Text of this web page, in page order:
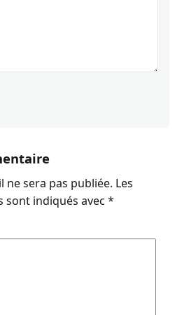
ne sera pas publiée. Les
sont indiqués avec *